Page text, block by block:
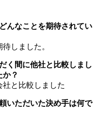
んなことを期待されてい
しました。
く間に他社と比較しまし
か？
と比較しました
いただいた決め手は何で